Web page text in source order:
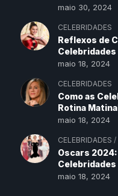
maio 30, 2024
CELEBRIDADES
Reflexos de
Celebridades
maio 18, 2024
CELEBRIDADES
Como as
Rotina
maio 18, 2024
CELEBRIDADES /
Oscars
Celebridades
maio 18, 2024